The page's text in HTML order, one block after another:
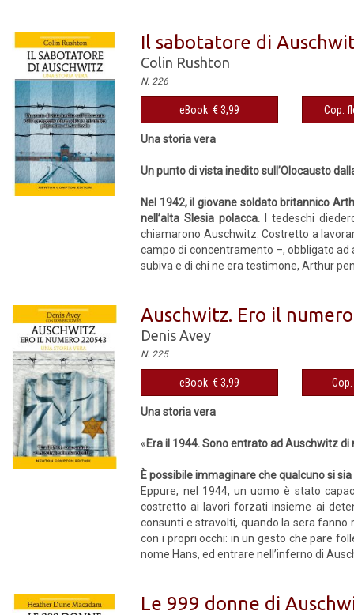
Il sabotatore di
Colin Rushton
N. 226
eBook € 3,99 Cop.
Una storia vera
Un punto di vista inedito sull’Olocausto
Nel 1942, il giovane soldato britannico
nell’alta Slesia polacca. I tedeschi
chiamarono Auschwitz. Costretto a
campo di concentramento –, obbligato ad
subiva e di chi ne era testimone, Arthur
Auschwitz. Ero il
Denis Avey
N. 225
eBook € 3,99
Una storia vera
«Era il 1944. Sono entrato ad Auschwitz di
È possibile immaginare che qualcuno si
Eppure, nel 1944, un uomo è stato
costretto ai lavori forzati insieme ai
consunti e stravolti, quando la sera fanno
con i propri occhi: in un gesto che pare
nome Hans, ed entrare nell’inferno di
Le 999 donne di